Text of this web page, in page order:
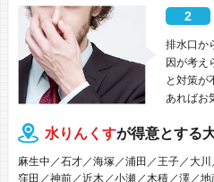
2
排水口か
因が考え
と対策が
あればお
水りんくすが得意とする
麻生中／石才／海塚／浦田／王子／大
窪田／神前／近木／小瀬／木積／澤／